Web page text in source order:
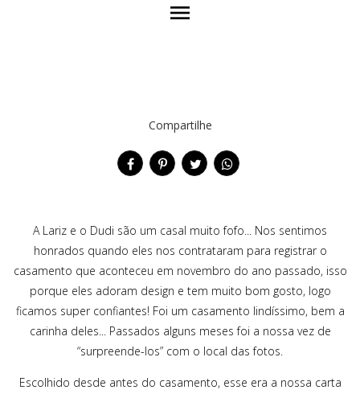
menu
Compartilhe
A Lariz e o Dudi são um casal muito fofo... Nos sentimos
honrados quando eles nos contrataram para registrar o
casamento que aconteceu em novembro do ano passado, isso
porque eles adoram design e tem muito bom gosto, logo
ficamos super confiantes! Foi um casamento lindíssimo, bem a
carinha deles... Passados alguns meses foi a nossa vez de
“surpreende-los” com o local das fotos.
Escolhido desde antes do casamento, esse era a nossa carta